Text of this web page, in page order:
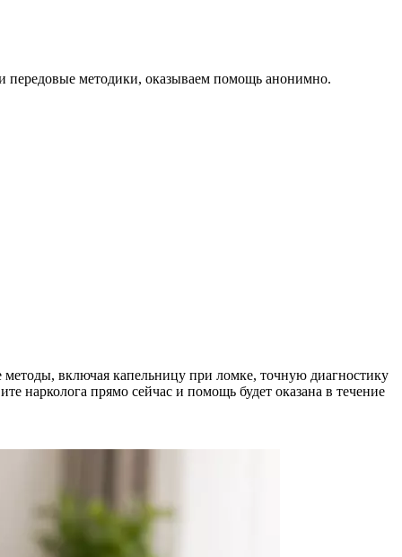
передовые методики, оказываем помощь анонимно.
включая капельницу при ломке, точную диагностику
нарколога прямо сейчас и помощь будет оказана в течение